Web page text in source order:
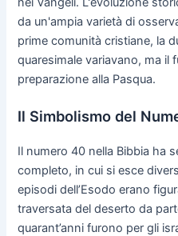
da un'ampia varietà di
prime comunità cristiane, la
quaresimale variavano, ma il
preparazione alla Pasqua.
Il Simbolismo del
Il numero 40 nella Bibbia ha
completo, in cui si esce
episodi dell’Esodo erano
traversata del deserto da
quarant’anni furono per gli